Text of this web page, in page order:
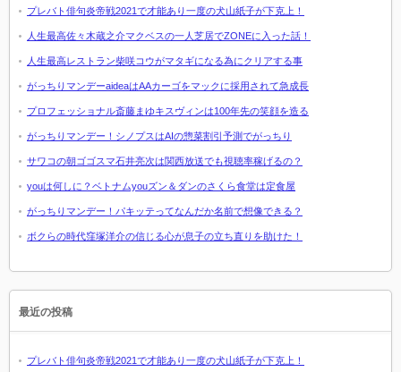
プレバト俳句炎帝戦2021で才能あり一度の犬山紙子が下克上！
人生最高佐々木蔵之介マクベスの一人芝居でZONEに入った話！
人生最高レストラン柴咲コウがマタギになる為にクリアする事
がっちりマンデーaideaはAAカーゴをマックに採用されて急成長
プロフェッショナル斎藤まゆキスヴィンは100年先の笑顔を造る
がっちりマンデー！シノプスはAIの惣菜割引予測でがっちり
サワコの朝ゴゴスマ石井亮次は関西放送でも視聴率稼げるの？
youは何しに？ベトナムyouズン＆ダンのさくら食堂は定食屋
がっちりマンデー！パキッテってなんだか名前で想像できる？
ボクらの時代窪塚洋介の信じる心が息子の立ち直りを助けた！
最近の投稿
プレバト俳句炎帝戦2021で才能あり一度の犬山紙子が下克上！